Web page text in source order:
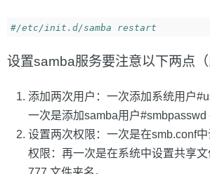
#/etc/init.d/samba restart
设置samba服务要注意以下两点（
添加两次用户：一次添加系统用户
一次是添加samba用户#smbpasswd
设置两次权限：一次是在smb.conf
权限：再一次是在系统中设置共享